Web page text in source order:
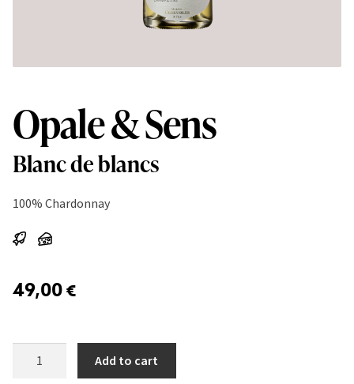
Opale & Sens
Blanc de blancs
100% Chardonnay
49,00€
Add to cart